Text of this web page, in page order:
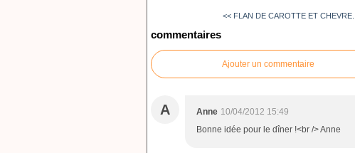
<< FLAN DE CAROTTE ET CHEVRE...
commentaires
Ajouter un commentaire
A Anne 10/04/2012 15:49
Bonne idée pour le dîner !<br /> Anne